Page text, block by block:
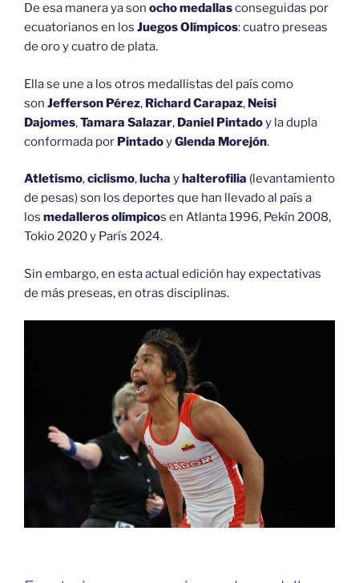
De esa manera ya son ocho medallasconseguidas por
ecuatorianos en los Juegos Olímpicos: cuatro preseas
de oro y cuatro de plata.
Ella se une a los otros medallistas del país como
son Jefferson Pérez, Richard Carapaz, Neisi
Dajomes,Tamara Salazar, Daniel Pintadoy la dupla
conformada por PintadoyGlenda Morejón.
Atletismo,ciclismo,lucha yhalterofilia (levantamiento
de pesas) son los deportes que han llevado al país a
los medalleros olímpicos en Atlanta 1996, Pekín 2008,
Tokio 2020 y París 2024.
Sin embargo, en esta actual edición hay expectativas
de más preseas, en otras disciplinas.